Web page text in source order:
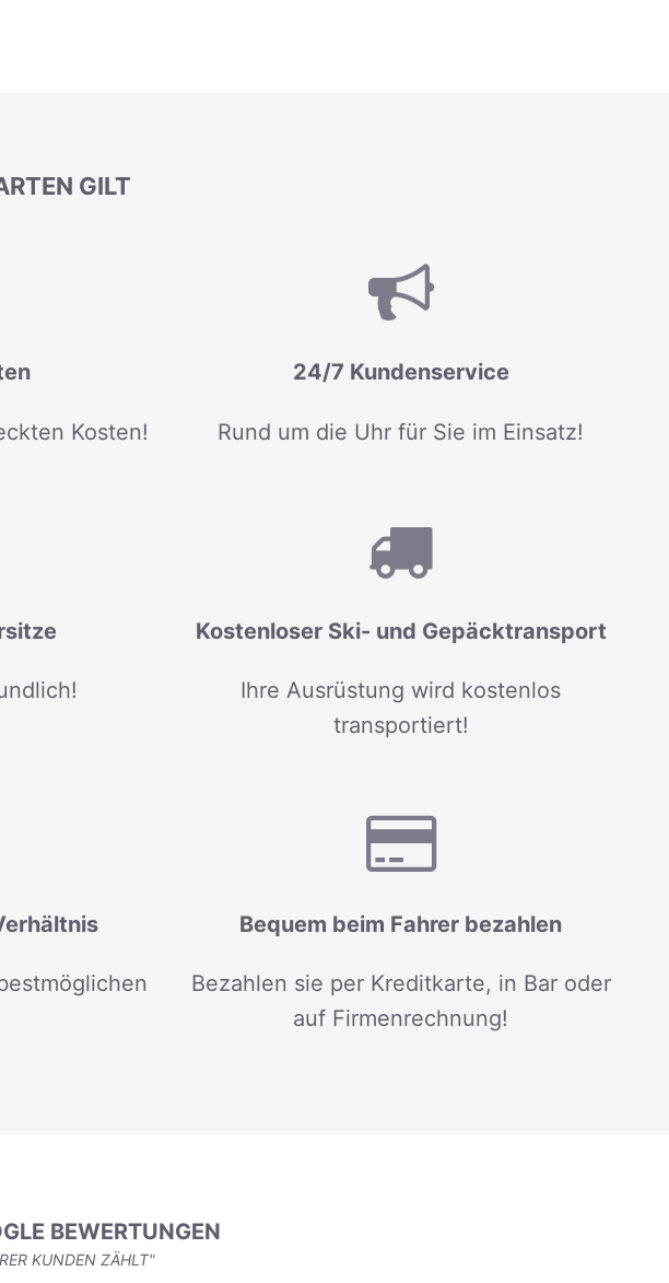
GILT
Kosten!
24/7 Kundenservice
Rund um die Uhr für Sie im Einsatz!
Kostenloser Ski- und Gepäcktransport
Ihre Ausrüstung wird kostenlos
transportiert!
Bequem beim Fahrer bezahlen
Bezahlen sie per Kreditkarte, in Bar oder
auf Firmenrechnung!
BEWERTUNGEN
KUNDEN ZÄHLT"